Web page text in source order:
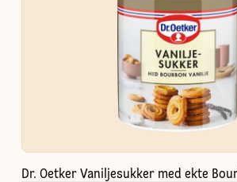
Dr. Oetker Vaniljesukker med ekte